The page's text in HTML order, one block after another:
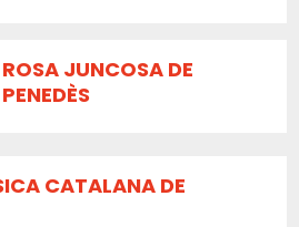
JUNCOSA DE
CATALANA DE